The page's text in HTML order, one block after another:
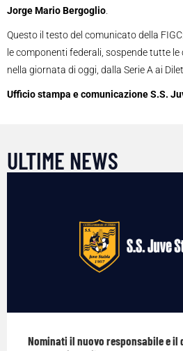
Jorge Mario Bergoglio
Questo il testo del comunicato della
le componenti federali, sospende tutte
nella giornata di oggi, dalla Serie A ai
Ufficio stampa e comunicazione S.S.
ULTIME NEWS
Nominati il nuovo responsabile e